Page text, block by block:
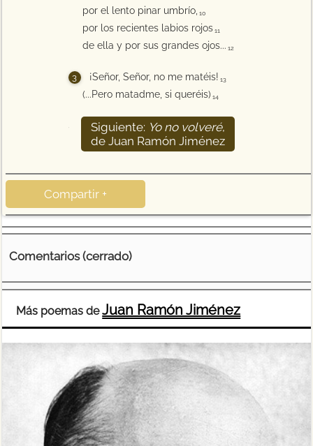
por el lento pinar umbrío, 10
por los recientes labios rojos 11
de ella y por sus grandes ojos... 12
¡Señor, Señor, no me matéis! 13
(...Pero matadme, si queréis) 14
Siguiente: Yo no volveré,
de Juan Ramón Jiménez
Compartir +
Comentarios (cerrado)
Más poemas deJuan Ramón Jiménez